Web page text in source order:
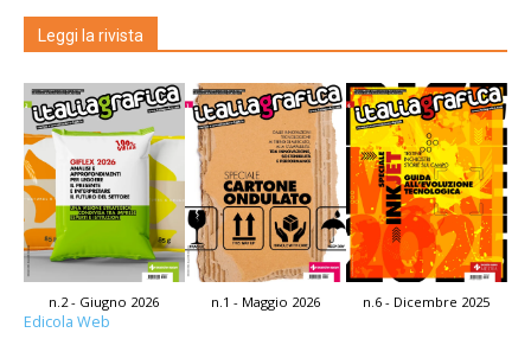
Leggi la rivista
n.2 - Giugno 2026 n.1 - Maggio 2026 n.6 - Dicembre 2025
Edicola Web